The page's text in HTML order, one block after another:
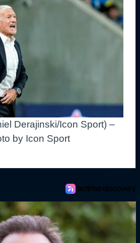
Derajinski/Icon Sport) –
by Icon Sport